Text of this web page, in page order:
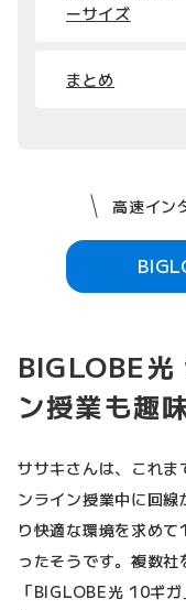
ーサイズ
まとめ
高速イン
BIGLOBE
ン授業も趣
ササキさんは、これ
ンライン授業中に回
り快適な環境を求め
ったそうです。複数
「BIGLOBE光 10ギ